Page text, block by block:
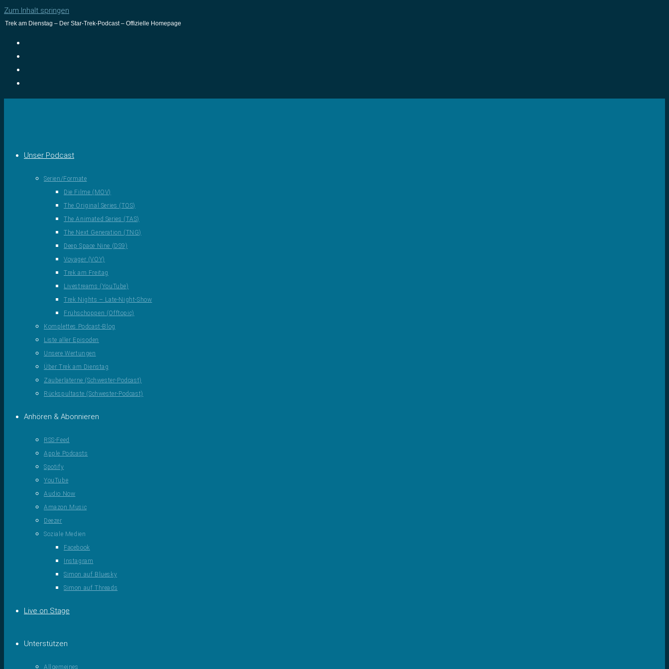
Zum Inhalt springen
Trek am Dienstag – Der Star-Trek-Podcast – Offizielle Homepage
Unser Podcast
Serien/Formate
Die Filme (MOV)
The Original Series (TOS)
The Animated Series (TAS)
The Next Generation (TNG)
Deep Space Nine (DS9)
Voyager (VOY)
Trek am Freitag
Livestreams (YouTube)
Trek Nights – Late-Night-Show
Frühschoppen (Offtopic)
Komplettes Podcast-Blog
Liste aller Episoden
Unsere Wertungen
Über Trek am Dienstag
Zauberlaterne (Schwester-Podcast)
Rückspultaste (Schwester-Podcast)
Anhören & Abonnieren
RSS-Feed
Apple Podcasts
Spotify
YouTube
Audio Now
Amazon Music
Deezer
Soziale Medien
Facebook
Instagram
Simon auf Bluesky
Simon auf Threads
Live on Stage
Unterstützen
Allgemeines